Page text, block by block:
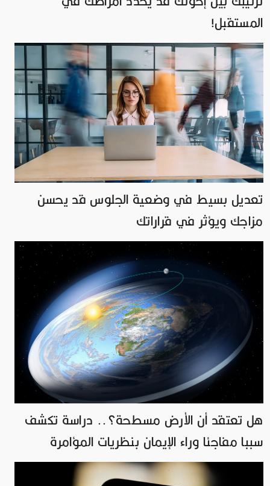
المستقبل!
تعديل بسيط في وضعية الجلوس قد يحسن
مزاجك ويؤثر في قراراتك
هل تعتقد أن الأرض مسطحة؟.. دراسة تكشف
سببا مفاجئا وراء الإيمان بنظريات المؤامرة